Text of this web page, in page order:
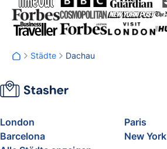
Städte Dachau
London
Paris
Barcelona
New York